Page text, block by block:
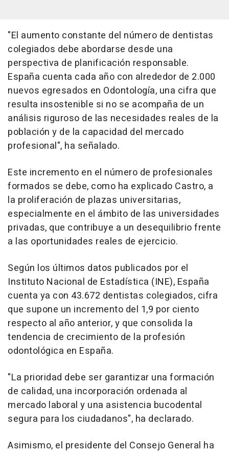
"El aumento constante del número de dentistas
colegiados debe abordarse desde una
perspectiva de planificación responsable.
España cuenta cada año con alrededor de 2.000
nuevos egresados en Odontología, una cifra que
resulta insostenible si no se acompaña de un
análisis riguroso de las necesidades reales de la
población y de la capacidad del mercado
profesional", ha señalado.
Este incremento en el número de profesionales
formados se debe, como ha explicado Castro, a
la proliferación de plazas universitarias,
especialmente en el ámbito de las universidades
privadas, que contribuye a un desequilibrio frente
a las oportunidades reales de ejercicio.
Según los últimos datos publicados por el
Instituto Nacional de Estadística (INE), España
cuenta ya con 43.672 dentistas colegiados, cifra
que supone un incremento del 1,9 por ciento
respecto al año anterior, y que consolida la
tendencia de crecimiento de la profesión
odontológica en España.
"La prioridad debe ser garantizar una formación
de calidad, una incorporación ordenada al
mercado laboral y una asistencia bucodental
segura para los ciudadanos", ha declarado.
Asimismo, el presidente del Consejo General ha